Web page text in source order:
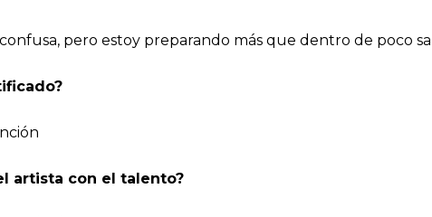
pero estoy preparando más que dentro de poco
artista con el talento?